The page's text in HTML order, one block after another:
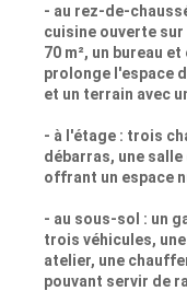
- au rez-de-
cuisine ouverte
70 m², un bureau
prolonge l'espace
et un terrain avec
- à l'étage : trois
débarras, une
offrant un espace
- au sous-sol : un
trois véhicules, une
atelier, une
pouvant servir de